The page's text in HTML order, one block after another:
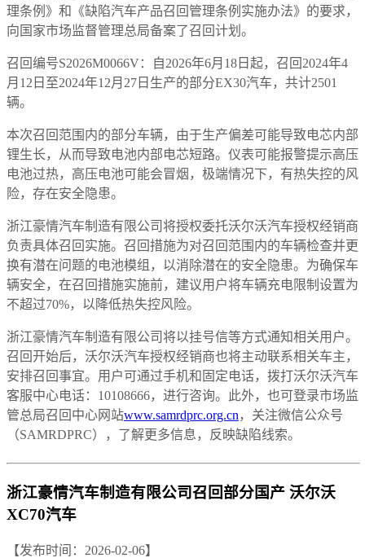
理条例》和《缺陷汽车产品召回管理条例实施办法》的要求，
向国家市场监督管理总局备案了召回计划。
召回编号S2026M0066V：自2026年6月18日起，召回2024年4
月12日至2024年12月27日生产的部分EX30汽车，共计2501
辆。
本次召回范围内的部分车辆，由于生产偏差可能导致电芯内部
锂生长，从而导致电池内部电芯短路。仪表可能报警提示高压
电池过热，高压电池可能会冒烟，极端情况下，有热失控的风
险，存在安全隐患。
浙江豪情汽车制造有限公司将授权委托沃尔沃汽车授权经销商
负责具体召回实施。召回措施为对召回范围内的车辆检查并更
换有潜在问题的电池模组，以消除潜在的安全隐患。为确保车
辆安全，在召回措施实施前，建议用户将车辆充电限制设置为
不超过70%，以降低热失控风险。
浙江豪情汽车制造有限公司将以挂号信等方式通知相关用户。
召回开始后，沃尔沃汽车授权经销商也将主动联系相关车主，
安排召回事宜。用户可通过手机和固定电话，拨打沃尔沃汽车
客服中心电话：10108666，进行咨询。此外，也可登录市场监
管总局召回中心网站www.samrdprc.org.cn ，关注微信公众号
（SAMRDPRC），了解更多信息，反映缺陷线索。
浙江豪情汽车制造有限公司召回部分国产 沃尔沃
XC70汽车
【发布时间：2026-02-06】